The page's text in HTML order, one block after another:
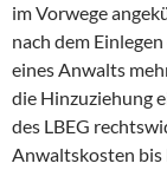
im Vorwege
nach dem
eines Anwalts
die Hinzuziehung
des LBEG
Anwaltskosten bis